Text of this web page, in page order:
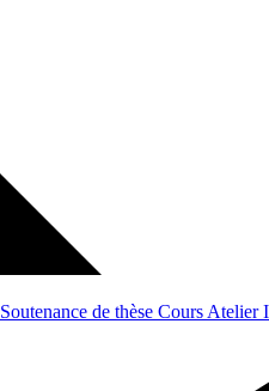
Soutenance de thèse Cours Atelier